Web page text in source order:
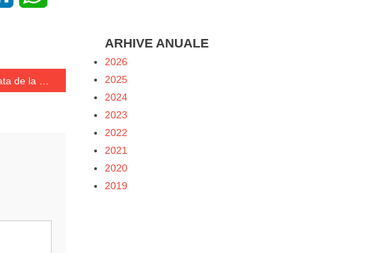
ARHIVE ANUALE
2026
2025
2024
2023
2022
2021
2020
2019